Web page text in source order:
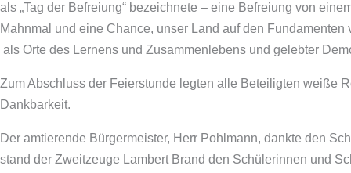
als „Tag der Befreiung“ bezeichnete – eine Befreiung von
Mahnmal und eine Chance, unser Land auf den
als Orte des Lernens und Zusammenlebens und gelebter
Zum Abschluss der Feierstunde legten alle Beteiligten weiße
Dankbarkeit.
Der amtierende Bürgermeister, Herr Pohlmann, dankte den
stand der Zweitzeuge Lambert Brand den Schülerinnen und